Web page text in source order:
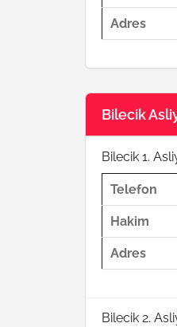
Adres
Bilecik
Bilecik 1.
Telefon
Hakim
Adres
Bilecik 2.